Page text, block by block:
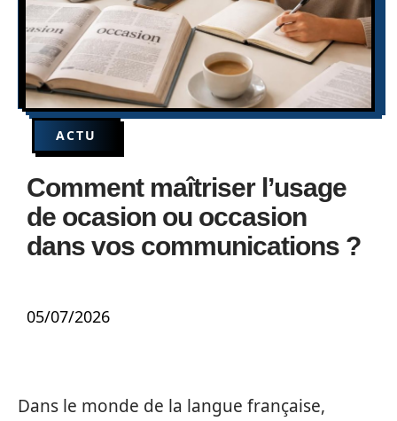
ACTU
Comment maîtriser l’usage
de ocasion ou occasion
dans vos communications ?
05/07/2026
Dans le monde de la langue française,